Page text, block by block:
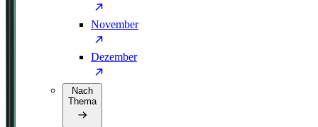
November
Dezember
Nach
Thema